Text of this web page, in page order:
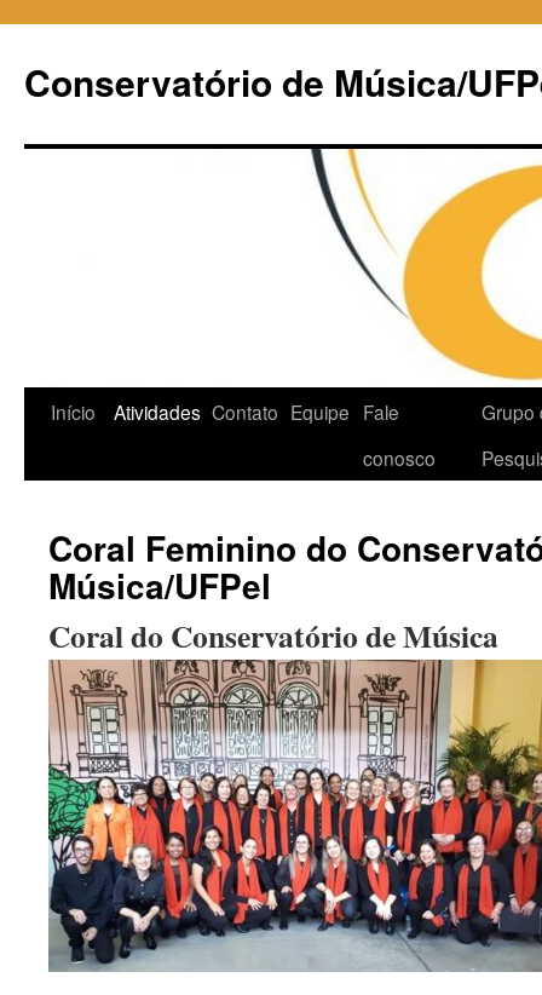
o
conteúdo
Conservatório de Música/
Início Atividades Contato Equipe Fale
conosco
Grupo
Coral Feminino do
Música/UFPel
Coral do Conservatório de Música